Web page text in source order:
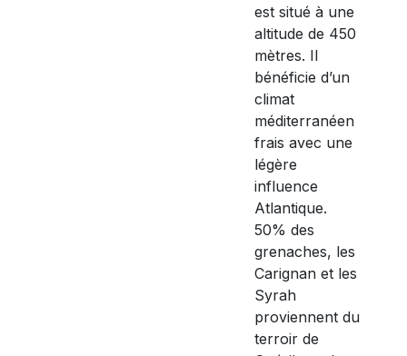
est situé à une
altitude de 450
mètres. Il
bénéficie d’un
climat
méditerranéen
frais avec une
légère
influence
Atlantique.
50% des
grenaches, les
Carignan et les
Syrah
proviennent du
terroir de